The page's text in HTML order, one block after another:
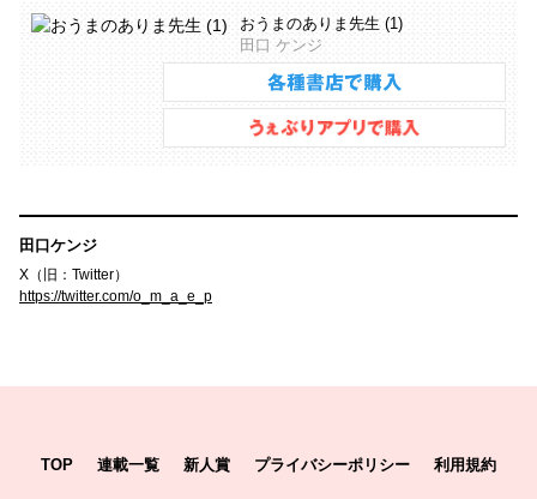
おうまのありま先生 (1)
田口 ケンジ
田口ケンジ
X（旧：Twitter）
https://twitter.com/o_m_a_e_p
TOP 連載一覧 新人賞 プライバシーポリシー 利用規約